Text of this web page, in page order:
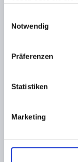
Notwendig
Präferenzen
Statistiken
Marketing